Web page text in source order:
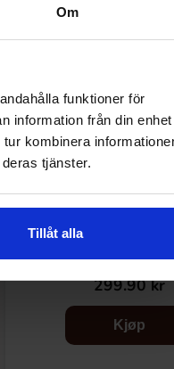
Om
funktioner för
information från din enhet
kombinera
tjänster.
Tillåt alla
De Bron Zoute Kubusjes
299.90 kr
Kjøp